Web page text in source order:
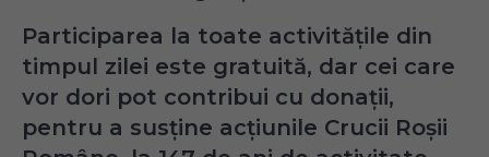
Participarea la toate activitățile din
timpul zilei este gratuită, dar cei care
vor dori pot contribui cu donații,
pentru a susține acțiunile Crucii Roșii